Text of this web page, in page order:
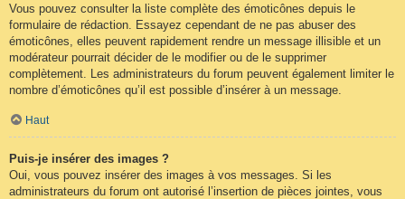
Vous pouvez consulter la liste complète des émoticônes depuis le
formulaire de rédaction. Essayez cependant de ne pas abuser des
émoticônes, elles peuvent rapidement rendre un message illisible et un
modérateur pourrait décider de le modifier ou de le supprimer
complètement. Les administrateurs du forum peuvent également limiter le
nombre d’émoticônes qu’il est possible d’insérer à un message.
Haut
Puis-je insérer des images ?
Oui, vous pouvez insérer des images à vos messages. Si les
administrateurs du forum ont autorisé l’insertion de pièces jointes, vous